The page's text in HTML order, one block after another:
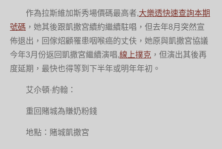
作為拉斯維加斯秀場價碼最高者,大樂透快速查詢本期
號碼 ，她其後跟凱撒宮續約繼續駐唱，但去年8月突然宣
佈退出，回傢炤顧罹患咽喉癌的丈伕，她原與凱撒宮協議
今年3月份返回凱撒宮繼續演唱,線上撲克 ，但演出其後再
度延期，最快也得等到下半年或明年年初。
艾尒頓·約翰：
重回賭城為賺奶粉錢
地點：賭城凱撒宮